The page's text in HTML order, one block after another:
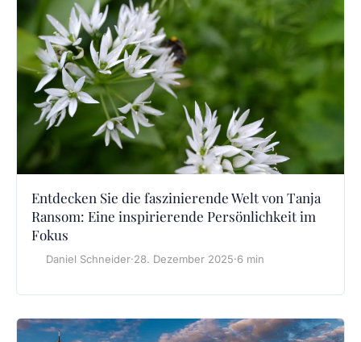
Entdecken Sie die faszinierende Welt von Tanja
Ransom: Eine inspirierende Persönlichkeit im
Fokus
Daniel Schneider·28. Dezember 2025·6 min